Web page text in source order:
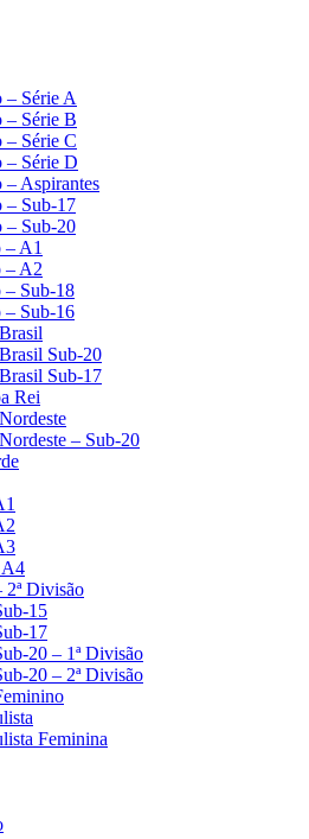
– Série A
– Série B
– Série C
– Série D
– Aspirantes
– Sub-17
– Sub-20
– A1
– A2
– Sub-18
– Sub-16
Sub-20
Sub-17
Rei
– Sub-20
A4
2ª Divisão
15
17
20 – 1ª Divisão
20 – 2ª Divisão
Feminina